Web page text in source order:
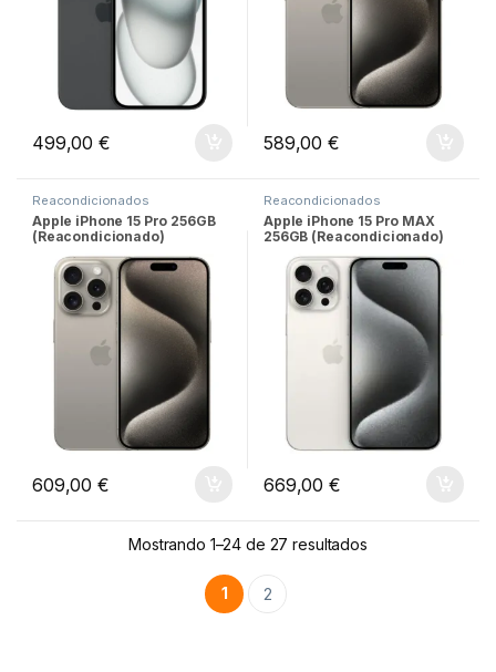
499,00€ 589,00€
Reacondicionados
Apple iPhone 15 Pro 256GB
(Reacondicionado)
609,00€
Reacondicionados
Apple iPhone 15 Pro MAX
256GB (Reacondicionado)
669,00€
Mostrando 1–24 de 27 resultados
1 2